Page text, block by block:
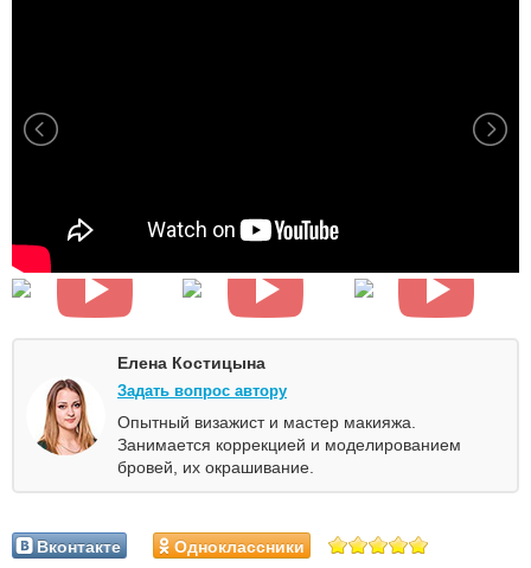
Елена Костицына
Задать вопрос автору
Опытный визажист и мастер макияжа.
Занимается коррекцией и моделированием
бровей, их окрашивание.
Вконтакте Одноклассники